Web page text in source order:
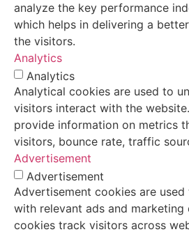
analyze the key performance
which helps in delivering a
the visitors.
Analytics
Analytics
Analytical cookies are used to
visitors interact with the
provide information on metrics
visitors, bounce rate, traffic
Advertisement
Advertisement
Advertisement cookies are
with relevant ads and marketing
cookies track visitors across